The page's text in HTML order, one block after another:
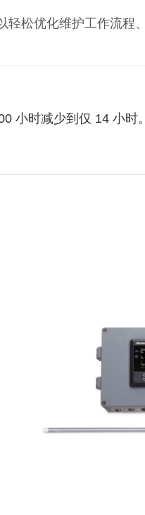
轻松优化维护工作流程
小时减少到仅 14 小时